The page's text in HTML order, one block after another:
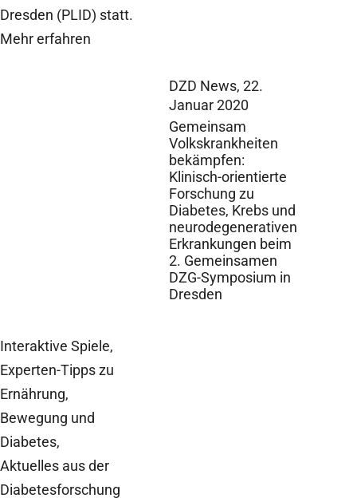
DZD News, 22.
Januar 2020
Gemeinsam
Volkskrankheiten
bekämpfen:
Klinisch-orientierte
Forschung zu
Diabetes, Krebs und
neurodegenerativen
Erkrankungen beim
2. Gemeinsamen
DZG-Symposium in
Dresden
Dresden (PLID) statt.
Mehr erfahren
Interaktive Spiele,
Experten-Tipps zu
Ernährung,
Bewegung und
Diabetes,
Aktuelles aus der
Diabetesforschung